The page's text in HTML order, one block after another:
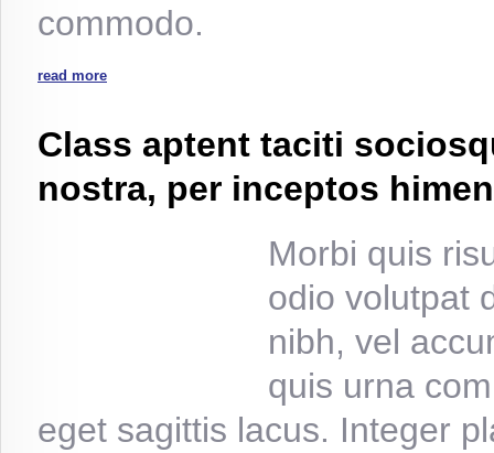
commodo.
read more
Class aptent taciti
nostra, per inceptos
Morbi quis
odio volutpat
nibh, vel
quis urna
eget sagittis lacus. Integer